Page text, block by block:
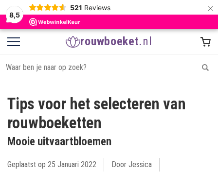
8,5
521 Reviews ×
rouwboeket.nl
Tips voor het selecteren van
rouwboeketten
Mooie uitvaartbloemen
Geplaatst op 25 Januari 2022 Door Jessica